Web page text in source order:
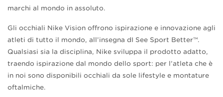
marchi al mondo in assoluto.
Gli occhiali Nike Vision offrono ispirazione e innovazione agli
atleti di tutto il mondo, all’insegna dI See Sport Better™.
Qualsiasi sia la disciplina, Nike sviluppa il prodotto adatto,
traendo ispirazione dal mondo dello sport: per l’atleta che è
in noi sono disponibili occhiali da sole lifestyle e montature
oftalmiche.